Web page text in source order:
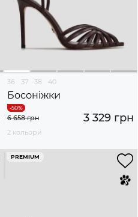
36 37 38 40
Босоніжки
3 329 грн
6 658 грн
2 кольори
PREMIUM